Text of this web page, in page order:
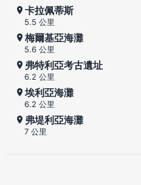
卡拉佩蒂斯
5.5 公里
梅爾基亞海灘
5.6 公里
弗特利亞考古遺址
6.2 公里
埃利亞海灘
6.2 公里
弗堤利亞海灘
7 公里